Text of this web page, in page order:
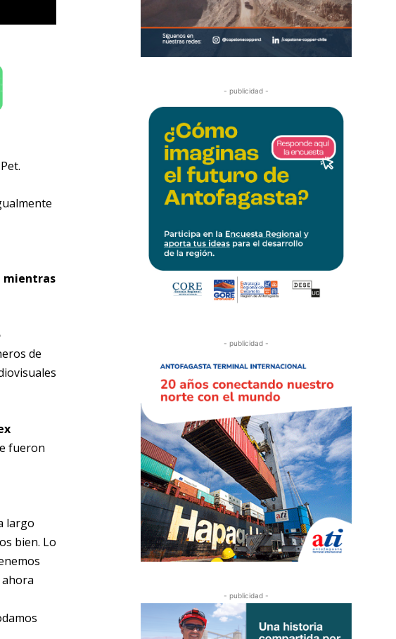
mientras
de
fueron
largo
bien. Lo
- publicidad -
- publicidad -
- publicidad -